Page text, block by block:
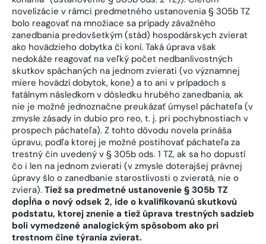
novelizácie v rámci predmetného ustanovenia § 305b TZ
bolo reagovať na množiace sa prípady závažného
zanedbania predovšetkým (stád) hospodárskych zvierat
ako hovädzieho dobytka či koní. Taká úprava však
nedokáže reagovať na veľký počet nedbanlivostných
skutkov spáchaných na jednom zvierati (vo významnej
miere hovädzí dobytok, kone) a to ani v prípadoch s
fatálnym následkom v dôsledku hrubého zanedbania, ak
nie je možné jednoznačne preukázať úmysel páchateľa (v
zmysle zásady in dubio pro reo, t. j. pri pochybnostiach v
prospech páchateľa). Z tohto dôvodu novela prináša
úpravu, podľa ktorej je možné postihovať páchateľa za
trestný čin uvedený v § 305b ods. 1 TZ, ak sa ho dopustí
čo i len na jednom zvierati (v zmysle doterajšej právnej
úpravy šlo o zanedbanie starostlivosti o zvieratá, nie o
zviera). Tiež sa predmetné ustanovenie § 305b TZ
dopĺňa o nový odsek 2, ide o kvalifikovanú skutkovú
podstatu, ktorej znenie a tiež úprava trestných sadzieb
boli vymedzené analogickým spôsobom ako pri
trestnom čine týrania zvierat.